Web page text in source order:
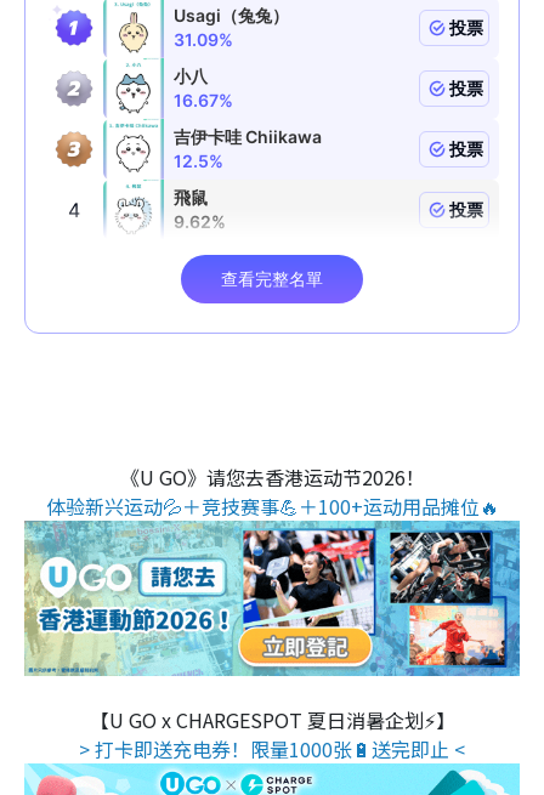
《U GO》请您去香港运动节2026！
体验新兴运动💦＋竞技赛事💪＋100+运动用品摊位🔥
【U GO x CHARGESPOT 夏日消暑企划⚡】
> 打卡即送充电券！限量1000张🔋送完即止 <